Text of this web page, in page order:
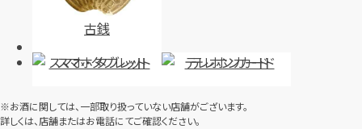
古銭
スマホ・タブレット テレホンカード
※お酒に関しては、一部取り扱っていない店舗がございます。
詳しくは、店舗またはお電話にてご確認ください。